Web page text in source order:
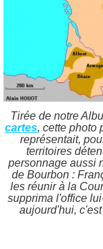
Tirée de notre
cartes, cette photo
représentait,
territoires
personnage aussi
de Bourbon :
les réunir à la
supprima l'office
aujourd'hui,